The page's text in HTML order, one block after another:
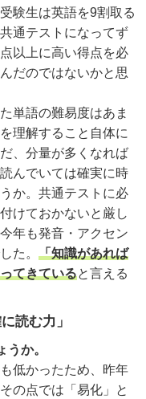
験生は英語を9割取る
通テストになってず
以上に高い得点を必
だのではないかと思
単語の難易度はあま
理解すること自体に
、分量が多くなれば
んでいては確実に時
か。共通テストに必
けておかないと厳し
年も発音・アクセン
た。 「知識があれば
てきていると言える
読む力」
か。
低かったため、昨年
の点では「易化」と